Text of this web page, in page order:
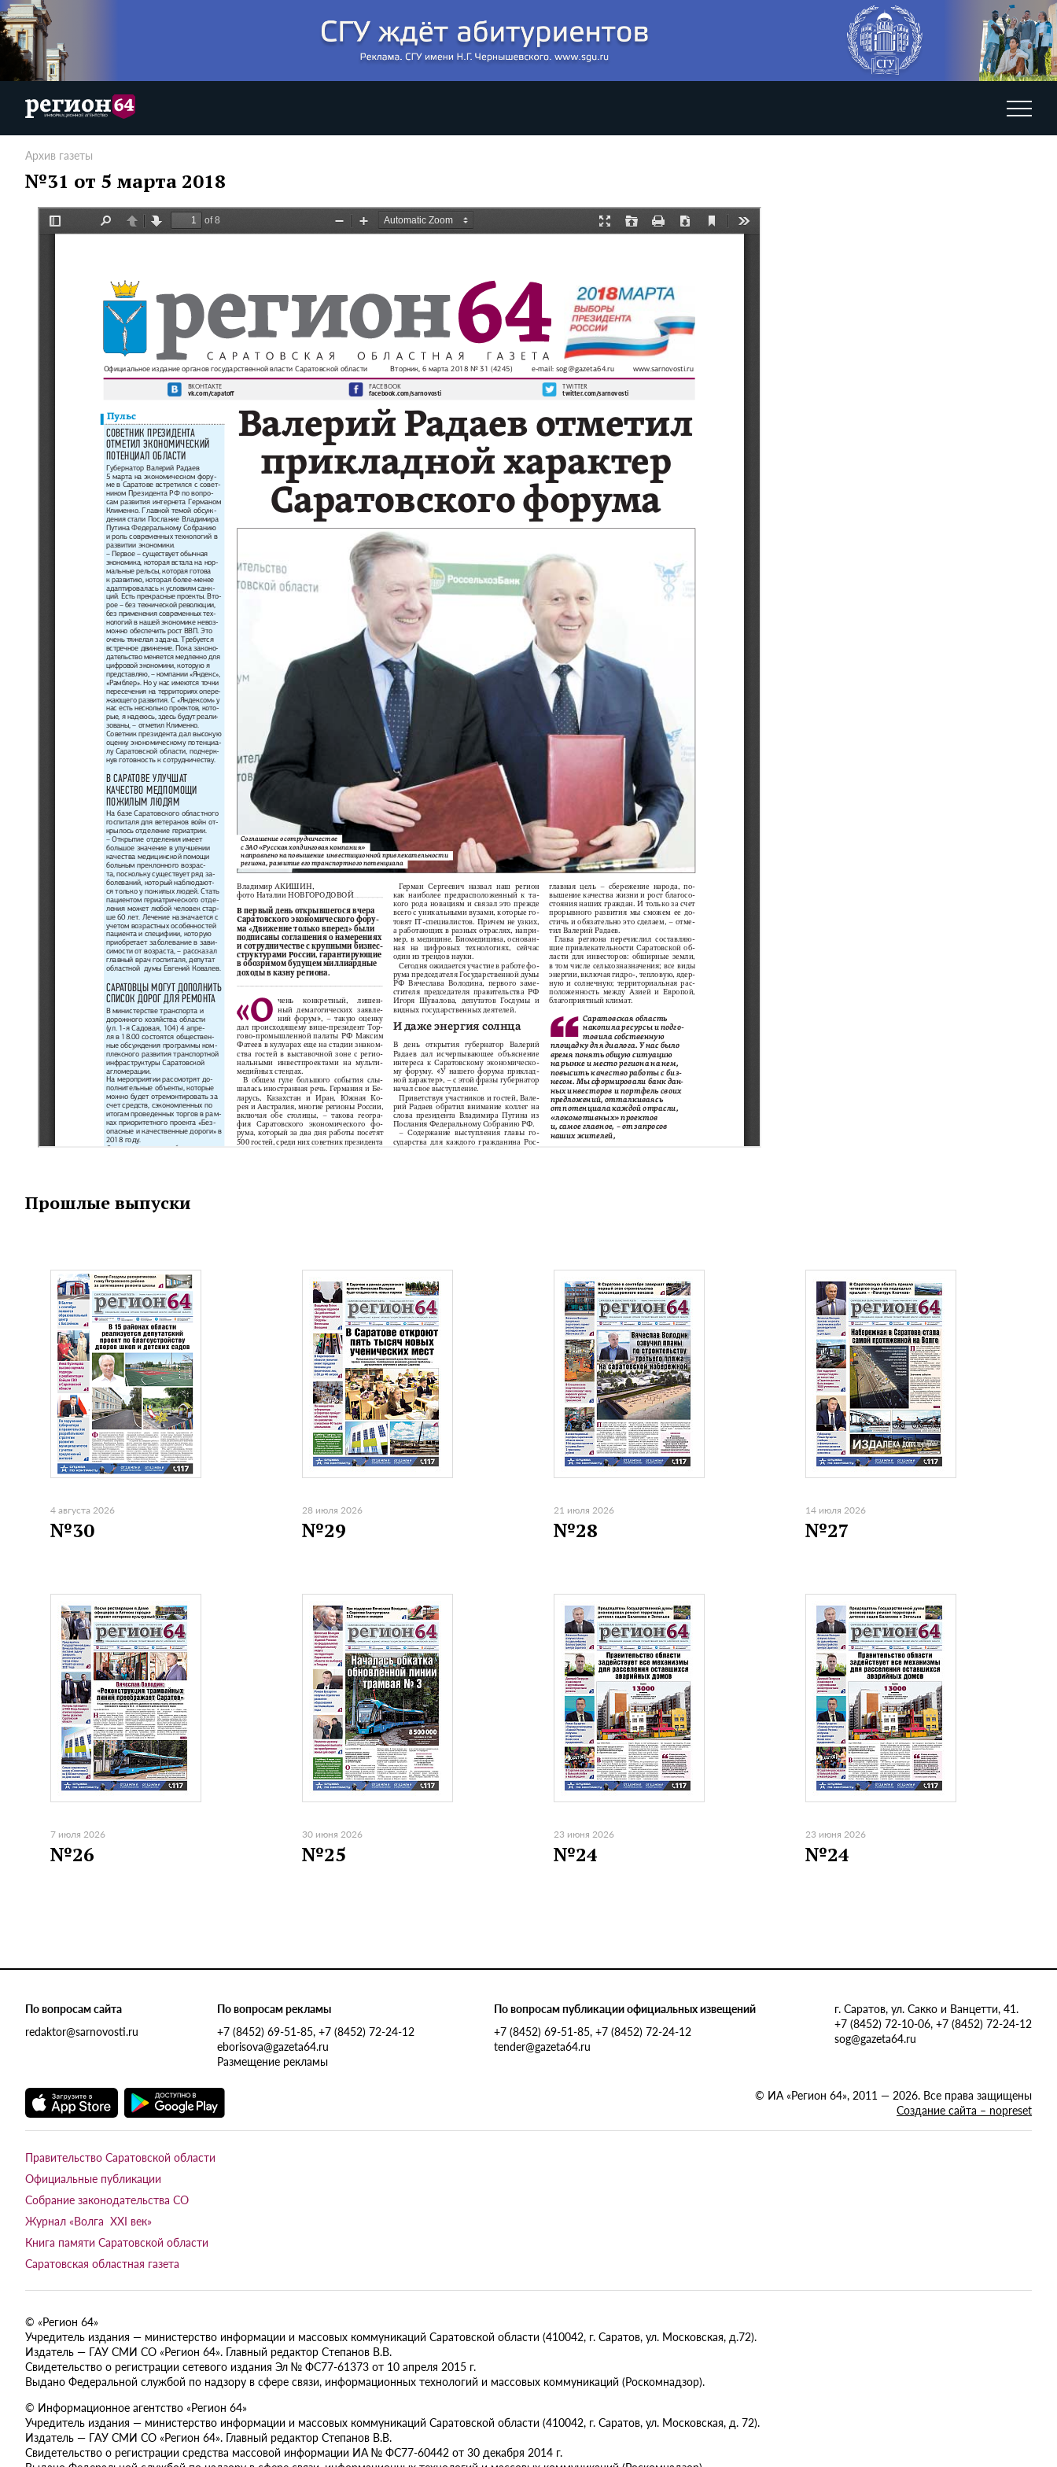
Архив газеты
№31 от 5 марта 2018
Прошлые выпуски
4 августа 2026
№30
28 июля 2026
№29
21 июля 2026
№28
14 июля 2026
№27
7 июля 2026
№26
30 июня 2026
№25
23 июня 2026
№24
23 июня 2026
№24
По вопросам сайта
redaktor@sarnovosti.ru
По вопросам рекламы
+7 (8452) 69-51-85, +7 (8452) 72-24-12
eborisova@gazeta64.ru
Размещение рекламы
По вопросам публикации официальных извещений
+7 (8452) 69-51-85, +7 (8452) 72-24-12
tender@gazeta64.ru
г. Саратов, ул. Сакко и Ванцетти, 41.
+7 (8452) 72-10-06, +7 (8452) 72-24-12
sog@gazeta64.ru
© ИА «Регион 64», 2011 — 2026. Все права защищены
Создание сайта – nopreset
Правительство Саратовской области
Официальные публикации
Собрание законодательства СО
Журнал «Волга XXI век»
Книга памяти Саратовской области
Саратовская областная газета
© «Регион 64»
Учредитель издания — министерство информации и массовых коммуникаций Саратовской области (410042, г. Саратов, ул. Московская, д.72).
Издатель — ГАУ СМИ СО «Регион 64». Главный редактор Степанов В.В.
Свидетельство о регистрации сетевого издания Эл № ФС77-61373 от 10 апреля 2015 г.
Выдано Федеральной службой по надзору в сфере связи, информационных технологий и массовых коммуникаций (Роскомнадзор).
© Информационное агентство «Регион 64»
Учредитель издания — министерство информации и массовых коммуникаций Саратовской области (410042, г. Саратов, ул. Московская, д. 72).
Издатель — ГАУ СМИ СО «Регион 64». Главный редактор Степанов В.В.
Свидетельство о регистрации средства массовой информации ИА № ФС77-60442 от 30 декабря 2014 г.